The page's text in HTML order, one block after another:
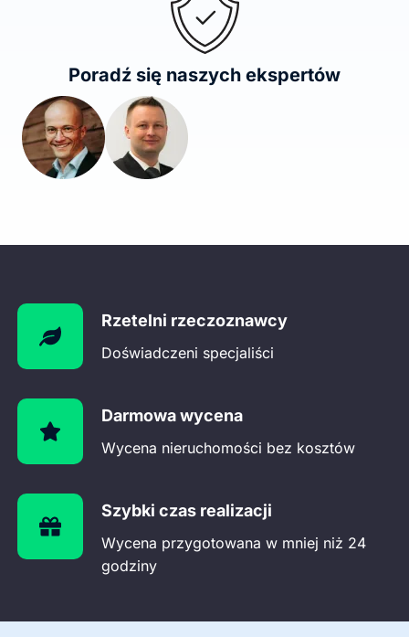
Poradź się naszych ekspertów
Rzetelni rzeczoznawcy
Doświadczeni specjaliści
Darmowa wycena
Wycena nieruchomości bez kosztów
Szybki czas realizacji
Wycena przygotowana w mniej niż 24
godziny